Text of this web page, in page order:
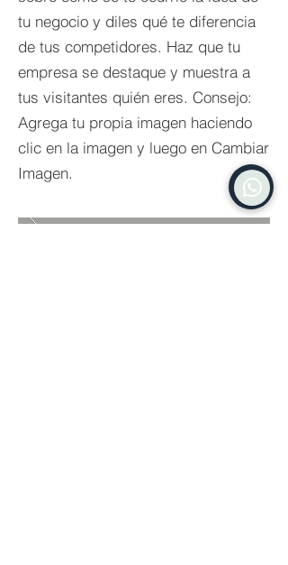
tu negocio y diles qué te diferencia
de tus competidores. Haz que tu
empresa se destaque y muestra a
tus visitantes quién eres. Consejo:
Agrega tu propia imagen haciendo
clic en la imagen y luego en Cambiar
Imagen.